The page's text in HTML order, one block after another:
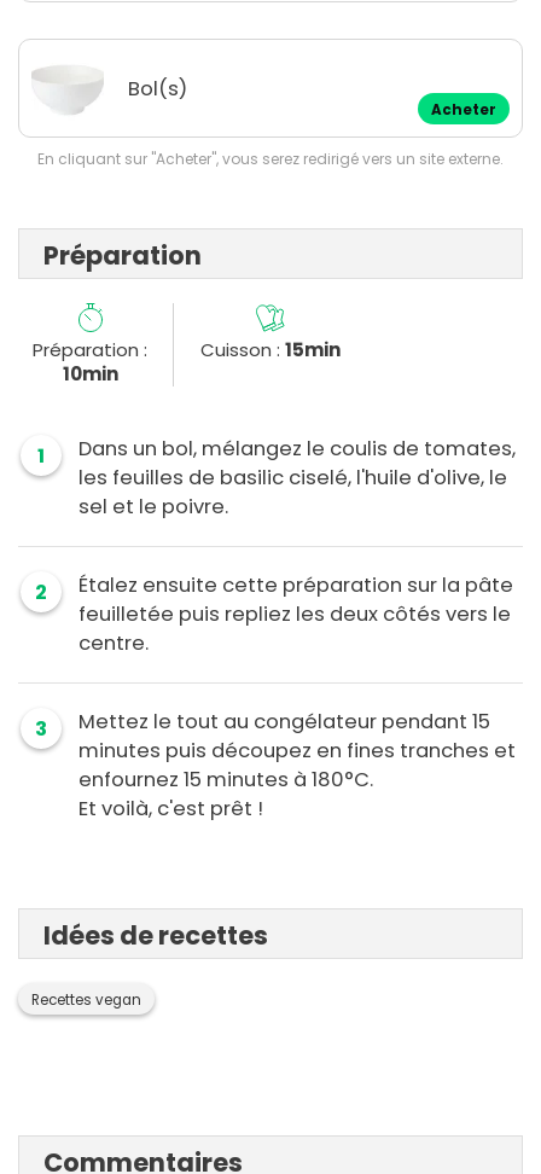
Bol(s)
Acheter
En cliquant sur "Acheter", vous serez redirigé vers un site externe.
Préparation
Préparation :
10min
Cuisson : 15min
1
Dans un bol, mélangez le coulis de tomates,
les feuilles de basilic ciselé, l'huile d'olive, le
sel et le poivre.
2
Étalez ensuite cette préparation sur la pâte
feuilletée puis repliez les deux côtés vers le
centre.
3
Mettez le tout au congélateur pendant 15
minutes puis découpez en fines tranches et
enfournez 15 minutes à 180°C.
Et voilà, c'est prêt !
Idées de recettes
Recettes vegan
Commentaires